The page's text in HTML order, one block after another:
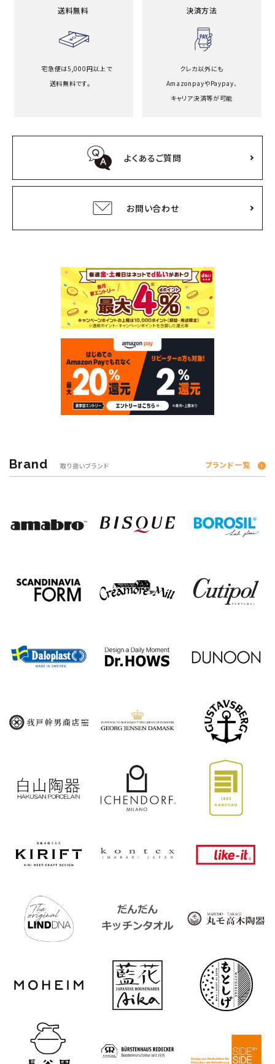
送料無料
宅急便は5,000円以上で
送料無料です。
決済方法
クレカ以外にも
AmazonpayやPaypay、
キャリア決済等が可能
よくあるご質問
お問い合わせ
Brand 取り扱いブランド ブランド一覧